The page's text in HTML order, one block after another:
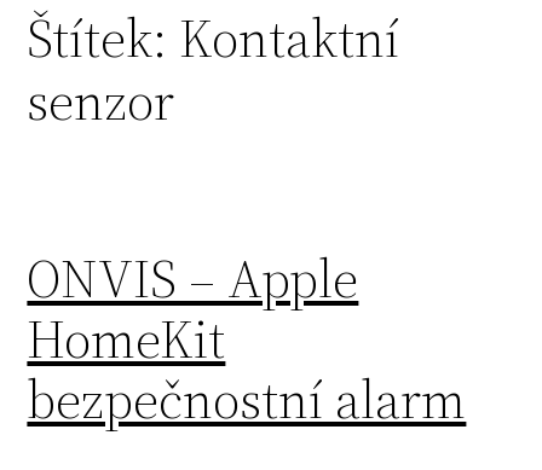
Štítek: Kontaktní
senzor
ONVIS – Apple
HomeKit
bezpečnostní alarm